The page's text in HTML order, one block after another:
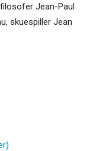
Jean-Paul
skuespiller Jean